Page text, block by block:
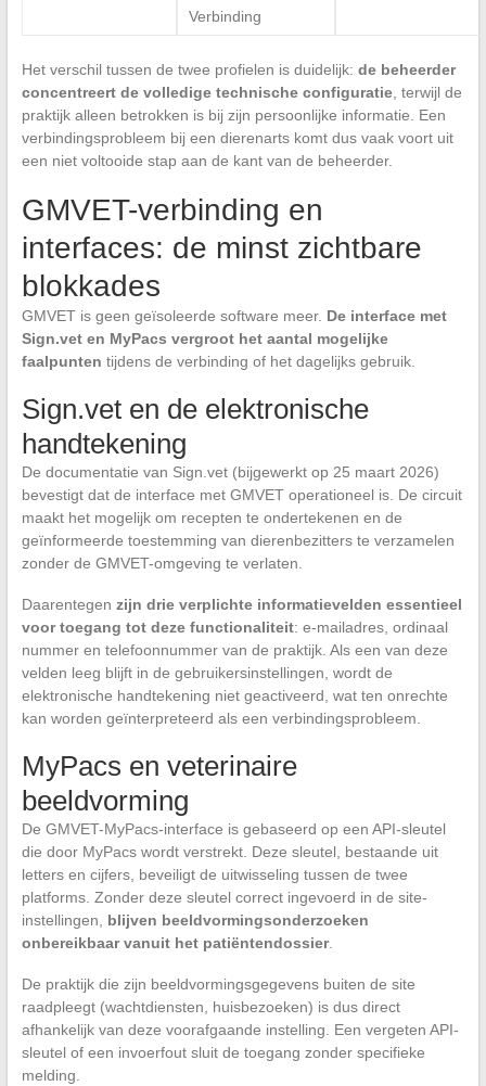
Verbinding
Het verschil tussen de twee profielen is duidelijk: de beheerder
concentreert de volledige technische configuratie, terwijl de
praktijk alleen betrokken is bij zijn persoonlijke informatie. Een
verbindingsprobleem bij een dierenarts komt dus vaak voort uit
een niet voltooide stap aan de kant van de beheerder.
GMVET-verbinding en
interfaces: de minst zichtbare
blokkades
GMVET is geen geïsoleerde software meer. De interface met
Sign.vet en MyPacs vergroot het aantal mogelijke
faalpunten tijdens de verbinding of het dagelijks gebruik.
Sign.vet en de elektronische
handtekening
De documentatie van Sign.vet (bijgewerkt op 25 maart 2026)
bevestigt dat de interface met GMVET operationeel is. De circuit
maakt het mogelijk om recepten te ondertekenen en de
geïnformeerde toestemming van dierenbezitters te verzamelen
zonder de GMVET-omgeving te verlaten.
Daarentegen zijn drie verplichte informatievelden essentieel
voor toegang tot deze functionaliteit: e-mailadres, ordinaal
nummer en telefoonnummer van de praktijk. Als een van deze
velden leeg blijft in de gebruikersinstellingen, wordt de
elektronische handtekening niet geactiveerd, wat ten onrechte
kan worden geïnterpreteerd als een verbindingsprobleem.
MyPacs en veterinaire
beeldvorming
De GMVET-MyPacs-interface is gebaseerd op een API-sleutel
die door MyPacs wordt verstrekt. Deze sleutel, bestaande uit
letters en cijfers, beveiligt de uitwisseling tussen de twee
platforms. Zonder deze sleutel correct ingevoerd in de site-
instellingen, blijven beeldvormingsonderzoeken
onbereikbaar vanuit het patiëntendossier.
De praktijk die zijn beeldvormingsgegevens buiten de site
raadpleegt (wachtdiensten, huisbezoeken) is dus direct
afhankelijk van deze voorafgaande instelling. Een vergeten API-
sleutel of een invoerfout sluit de toegang zonder specifieke
melding.